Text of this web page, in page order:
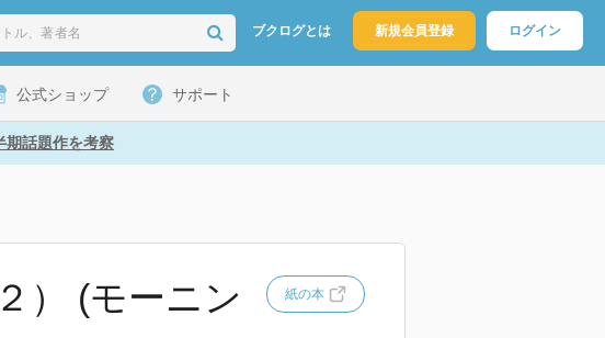
ブクログとは 新規会員登録 ログイン
公式ショップ サポート
期話題作を考察
） (モーニン
紙の本